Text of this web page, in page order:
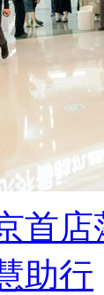
首
助行